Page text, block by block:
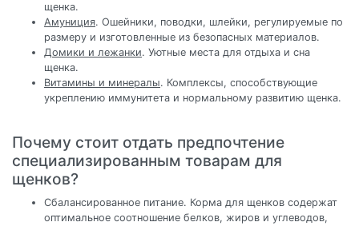
щенка.
Амуниция. Ошейники, поводки, шлейки, регулируемые по
размеру и изготовленные из безопасных материалов.
Домики и лежанки. Уютные места для отдыха и сна
щенка.
Витамины и минералы. Комплексы, способствующие
укреплению иммунитета и нормальному развитию щенка.
Почему стоит отдать предпочтение
специализированным товарам для
щенков?
Сбалансированное питание. Корма для щенков содержат
оптимальное соотношение белков, жиров и углеводов,